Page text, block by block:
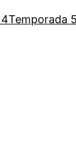
Temporada 5